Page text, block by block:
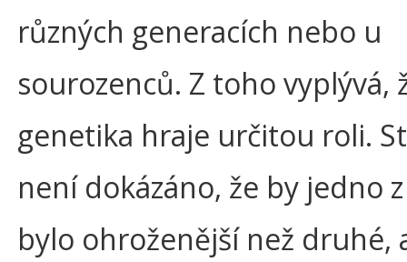
různých generacích nebo u
sourozenců. Z toho vyplývá,
genetika hraje určitou roli.
není dokázáno, že by jedno
bylo ohroženější než druhé,